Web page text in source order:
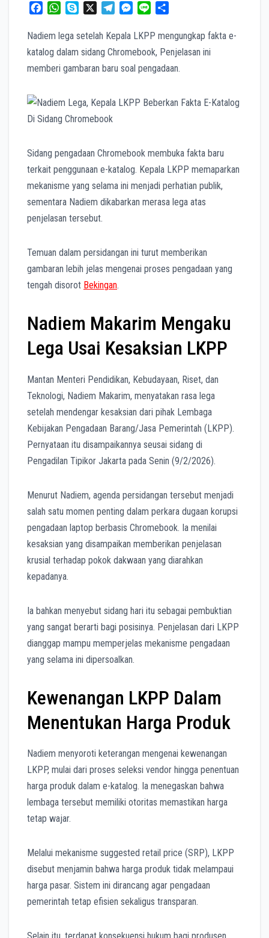
c
e
o
k
W
a
A
p
y
l
r
m
M
s
n
e
n
e
a
Nadiem lega setelah Kepala LKPP mengungkap fakta e-
katalog dalam sidang Chromebook, Penjelasan ini
memberi gambaran baru soal pengadaan.
Sidang pengadaan Chromebook membuka fakta baru
terkait penggunaan e-katalog. Kepala LKPP memaparkan
mekanisme yang selama ini menjadi perhatian publik,
sementara Nadiem dikabarkan merasa lega atas
penjelasan tersebut.
Temuan dalam persidangan ini turut memberikan
gambaran lebih jelas mengenai proses pengadaan yang
tengah disorot Bekingan.
Nadiem Makarim Mengaku
Lega Usai Kesaksian LKPP
Mantan Menteri Pendidikan, Kebudayaan, Riset, dan
Teknologi, Nadiem Makarim, menyatakan rasa lega
setelah mendengar kesaksian dari pihak Lembaga
Kebijakan Pengadaan Barang/Jasa Pemerintah (LKPP).
Pernyataan itu disampaikannya seusai sidang di
Pengadilan Tipikor Jakarta pada Senin (9/2/2026).
Menurut Nadiem, agenda persidangan tersebut menjadi
salah satu momen penting dalam perkara dugaan korupsi
pengadaan laptop berbasis Chromebook. Ia menilai
kesaksian yang disampaikan memberikan penjelasan
krusial terhadap pokok dakwaan yang diarahkan
kepadanya.
Ia bahkan menyebut sidang hari itu sebagai pembuktian
yang sangat berarti bagi posisinya. Penjelasan dari LKPP
dianggap mampu memperjelas mekanisme pengadaan
yang selama ini dipersoalkan.
Kewenangan LKPP Dalam
Menentukan Harga Produk
Nadiem menyoroti keterangan mengenai kewenangan
LKPP, mulai dari proses seleksi vendor hingga penentuan
harga produk dalam e-katalog. Ia menegaskan bahwa
lembaga tersebut memiliki otoritas memastikan harga
tetap wajar.
Melalui mekanisme suggested retail price (SRP), LKPP
disebut menjamin bahwa harga produk tidak melampaui
harga pasar. Sistem ini dirancang agar pengadaan
pemerintah tetap efisien sekaligus transparan.